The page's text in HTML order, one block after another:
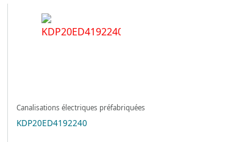
Canalisations électriques préfabriquées
KDP20ED4192240